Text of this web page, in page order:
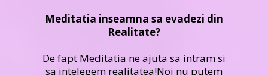
Meditatia inseamna sa evadezi din
Realitate?
De fapt Meditatia ne ajuta sa intram si
sa intelegem realitatea!Noi nu putem